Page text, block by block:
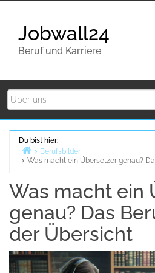
Jobwall24
Beruf und Karriere
Du bist hier:
Home
Berufsbilder
Was macht ein Übersetzer genau?
Was macht ein
genau? Das
der Übersicht